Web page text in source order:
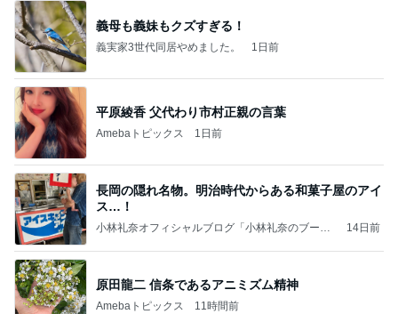
義母も義妹もクズすぎる！
義実家3世代同居やめました。 1日前
平原綾香 父代わり市村正親の言葉
Amebaトピックス 1日前
長岡の隠れ名物。明治時代からある和菓子屋のアイ
ス…！
小林礼奈オフィシャルブログ「小林礼奈のブーブ
14日前
原田龍二 信条であるアニミズム精神
Amebaトピックス 11時間前